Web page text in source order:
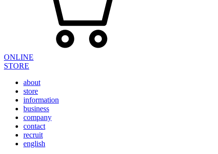
ONLINE
STORE
about
store
information
business
company
contact
recruit
english